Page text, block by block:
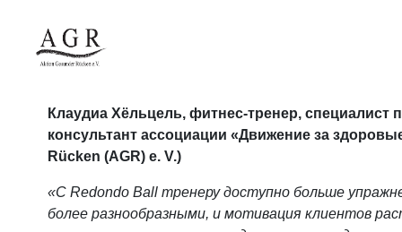
Клаудиа Хёльцель, фитнес-тренер,
консультант ассоциации «Движение за
Rücken (AGR) e. V.)
«С Redondo Ball тренеру доступно больше
более разнообразными, и мотивация клиентов